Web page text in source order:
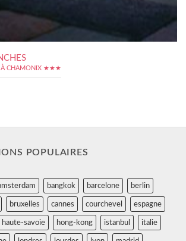
À CHAMONIX ★★★
POPULAIRES
bangkok barcelone berlin
bruxelles cannes courchevel espagne
haute-savoie hong-kong istanbul italie